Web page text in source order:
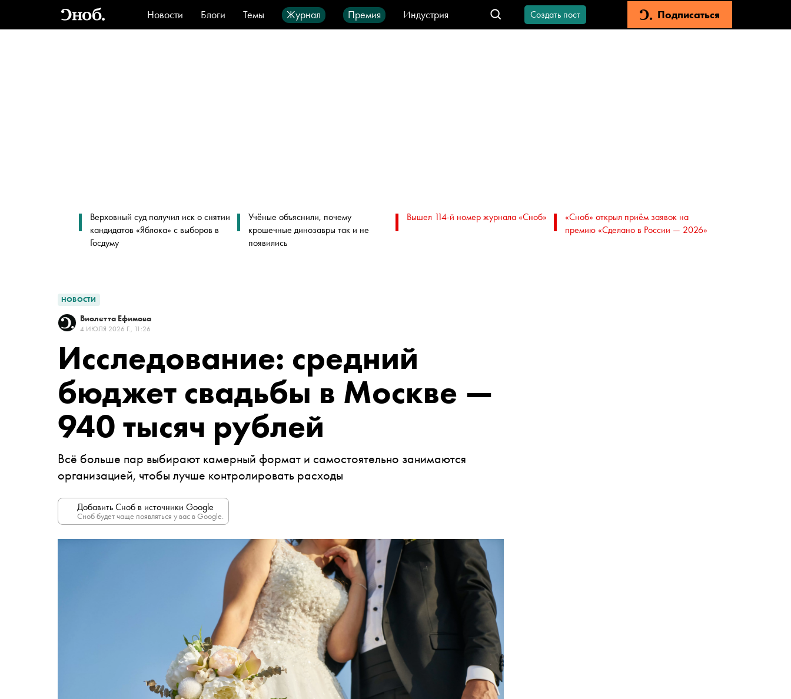
Новости Блоги Темы Журнал Премия
Индустрия
Стиль
Видео Город IT-продукты
Создать пост Подписаться
Верховный суд получил иск о снятии
кандидатов «Яблока» с выборов в
Госдуму
Учёные объяснили, почему
крошечные динозавры так и не
появились
Вышел 114-й номер журнала «Сноб»
«Сноб» открыл приём заявок на
премию «Сделано в России — 2026»
НОВОСТИ
Виолетта Ефимова
4 ИЮЛЯ 2026 Г., 11:26
Исследование: средний
бюджет свадьбы в Москве —
940 тысяч рублей
Всё больше пар выбирают камерный формат и самостоятельно занимаются
организацией, чтобы лучше контролировать расходы
Добавить Сноб в источники Google
Сноб будет чаще появляться у вас в Google.